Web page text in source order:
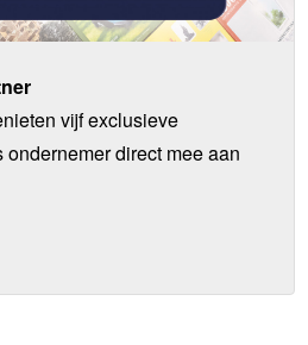
vijf exclusieve
direct mee aan